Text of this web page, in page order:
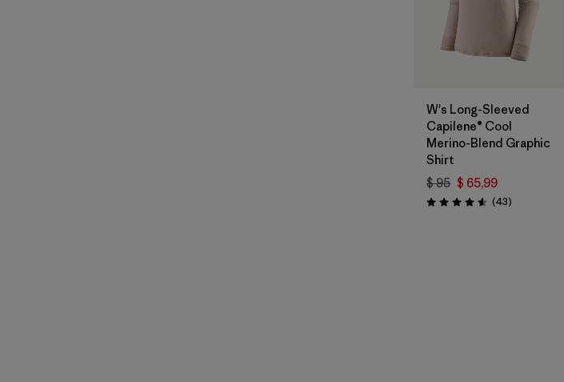
W's Long-Sleeved
Capilene® Cool
Merino-Blend Graphic
Shirt
$ 95 $ 65,99
Valoración: 4.6 / 5
(43Comentarios
)